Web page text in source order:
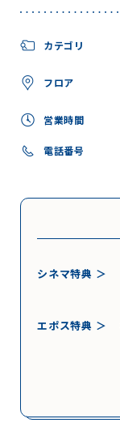
カテゴリ
フロア
営業時間
電話番号
シネマ特典 ＞
エポス特典 ＞